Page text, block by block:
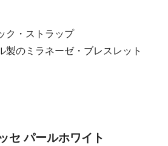
ク・ストラップ
製のミラネーゼ・ブレスレット
セ パールホワイト